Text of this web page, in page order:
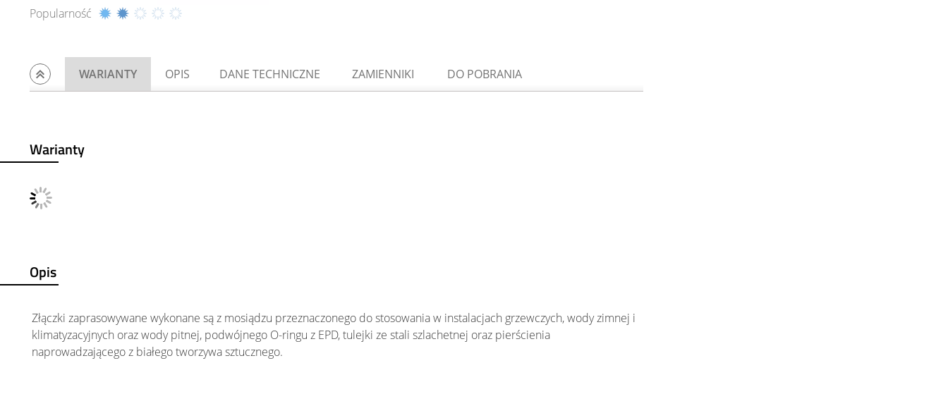
Popularność
WARIANTY OPIS DANE TECHNICZNE ZAMIENNIKI DO POBRANIA
Warianty
Opis
Złączki zaprasowywane wykonane są z mosiądzu przeznaczonego do stosowania w instalacjach grzewczych, wody zimnej i
klimatyzacyjnych oraz wody pitnej, podwójnego O-ringu z EPD, tulejki ze stali szlachetnej oraz pierścienia
naprowadzającego z białego tworzywa sztucznego.